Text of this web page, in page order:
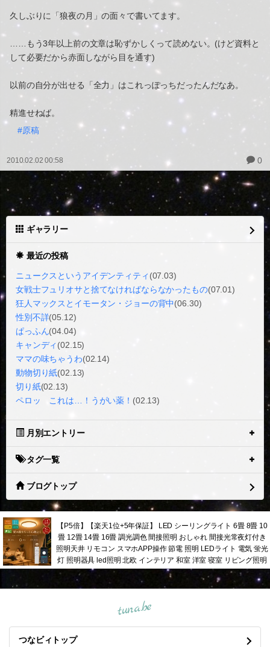
久しぶりに「狼夜の月」の面々で書いてます。
……もう3年以上前の文章は恥ずかしくって読めない。(けど資料と
して必要だから赤面しながら目を通す)
以前の自分が出せる「全力」はこれっぽっちだったんだなあ。
精進せねば。
#原稿
2010.02.02 00:58 0
ギャラリー
最近の投稿
ニュークスというアイデンティティ (07.03)
女戦士フュリオサと捨てなければならなかったもの(07.01)
狂人マックスとイモータン・ジョーの背中(06.30)
性別不詳(05.12)
ぱっふん(04.04)
キャンディ (02.15)
ママの味ちゃうわ(02.14)
動物切り紙(02.13)
切り紙(02.13)
ペロッ これは…！うがい薬！ (02.13)
月別エントリー
タグ一覧
ブログトップ
【P5倍】【楽天1位+5年保証】 LED シーリングライト 6畳 8畳 10
畳 12畳 14畳 16畳 調光調色 間接照明 おしゃれ 間接光常夜灯付き
照明天井 リモコン スマホAPP操作 節電 照明 LEDライト 電気 蛍光
灯 照明器具 led照明 北欧 インテリア 和室 洋室 寝室 リビング照明
tuna.be
つなビィトップ